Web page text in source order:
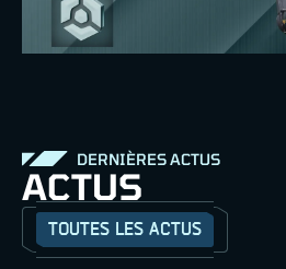
DERNIÈRES ACTUS
ACTUS
TOUTES LES ACTUS